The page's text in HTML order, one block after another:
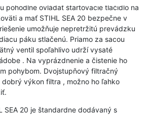
pohodlne ovládať štartovacie tlačidlo na
a mať STIHL SEA 20 bezpečne v
umožňuje nepretržitú prevádzku
páku stlačenú. Priamo za sacou
ventil spoľahlivo udrží vysaté
. Na vyprázdnenie a čistenie ho
pohybom. Dvojstupňový filtračný
výkon filtra , možno ho ľahko
SEA 20 je štandardne dodávaný s